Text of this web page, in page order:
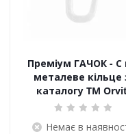
Преміум ГАЧОК - С
металеве кільце
каталогу TM
Немає в